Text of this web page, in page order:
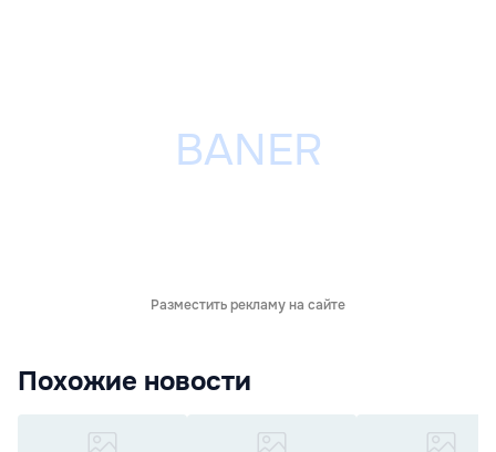
Разместить рекламу на сайте
Похожие новости